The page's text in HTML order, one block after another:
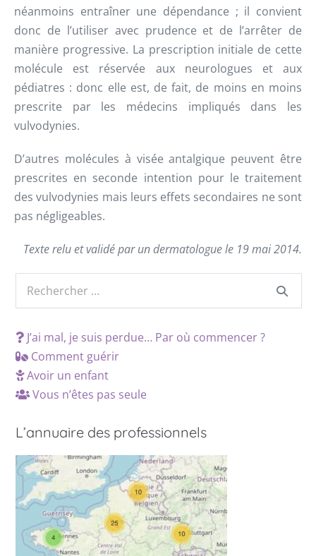
néanmoins entraîner une dépendance ; il convient
donc de l’utiliser avec prudence et de l’arrêter de
manière progressive. La prescription initiale de cette
molécule est réservée aux neurologues et aux
pédiatres : donc elle est, de fait, de moins en moins
prescrite par les médecins impliqués dans les
vulvodynies.
D’autres molécules à visée antalgique peuvent être
prescrites en seconde intention pour le traitement
des vulvodynies mais leurs effets secondaires ne sont
pas négligeables.
Texte relu et validé par un dermatologue le 19 mai 2014.
J’ai mal, je suis perdue… Par où commencer ?
Comment guérir
Avoir un enfant
Vous n’êtes pas seule
L’annuaire des professionnels